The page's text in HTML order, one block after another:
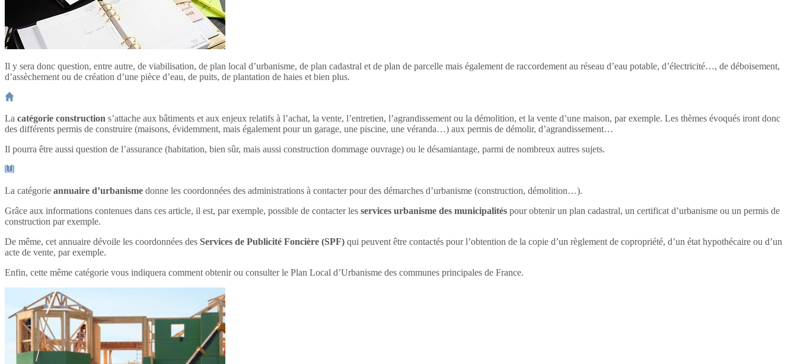
Il y sera donc question, entre autre, de viabilisation, de plan local d’urbanisme, de plan cadastral et de plan de parcelle mais également de raccordement au réseau d’eau potable, d’électricité…, de déboisement,
d’assèchement ou de création d’une pièce d’eau, de puits, de plantation de haies et bien plus.
La catégorie construction s’attache aux bâtiments et aux enjeux relatifs à l’achat, la vente, l’entretien, l’agrandissement ou la démolition, et la vente d’une maison, par exemple. Les thèmes évoqués iront donc
des différents permis de construire (maisons, évidemment, mais également pour un garage, une piscine, une véranda…) aux permis de démolir, d’agrandissement…
Il pourra être aussi question de l’assurance (habitation, bien sûr, mais aussi construction dommage ouvrage) ou le désamiantage, parmi de nombreux autres sujets.
La catégorie annuaire d’urbanisme donne les coordonnées des administrations à contacter pour des démarches d’urbanisme (construction, démolition…).
Grâce aux informations contenues dans ces article, il est, par exemple, possible de contacter les services urbanisme des municipalités pour obtenir un plan cadastral, un certificat d’urbanisme ou un permis de
construction par exemple.
De même, cet annuaire dévoile les coordonnées des Services de Publicité Foncière (SPF) qui peuvent être contactés pour l’obtention de la copie d’un règlement de copropriété, d’un état hypothécaire ou d’un
acte de vente, par exemple.
Enfin, cette même catégorie vous indiquera comment obtenir ou consulter le Plan Local d’Urbanisme des communes principales de France.